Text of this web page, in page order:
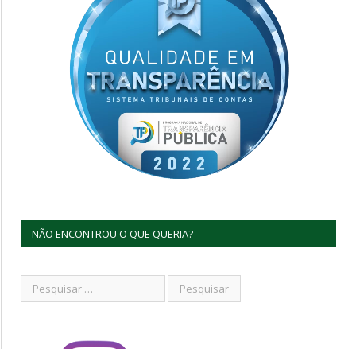
NÃO ENCONTROU O QUE QUERIA?